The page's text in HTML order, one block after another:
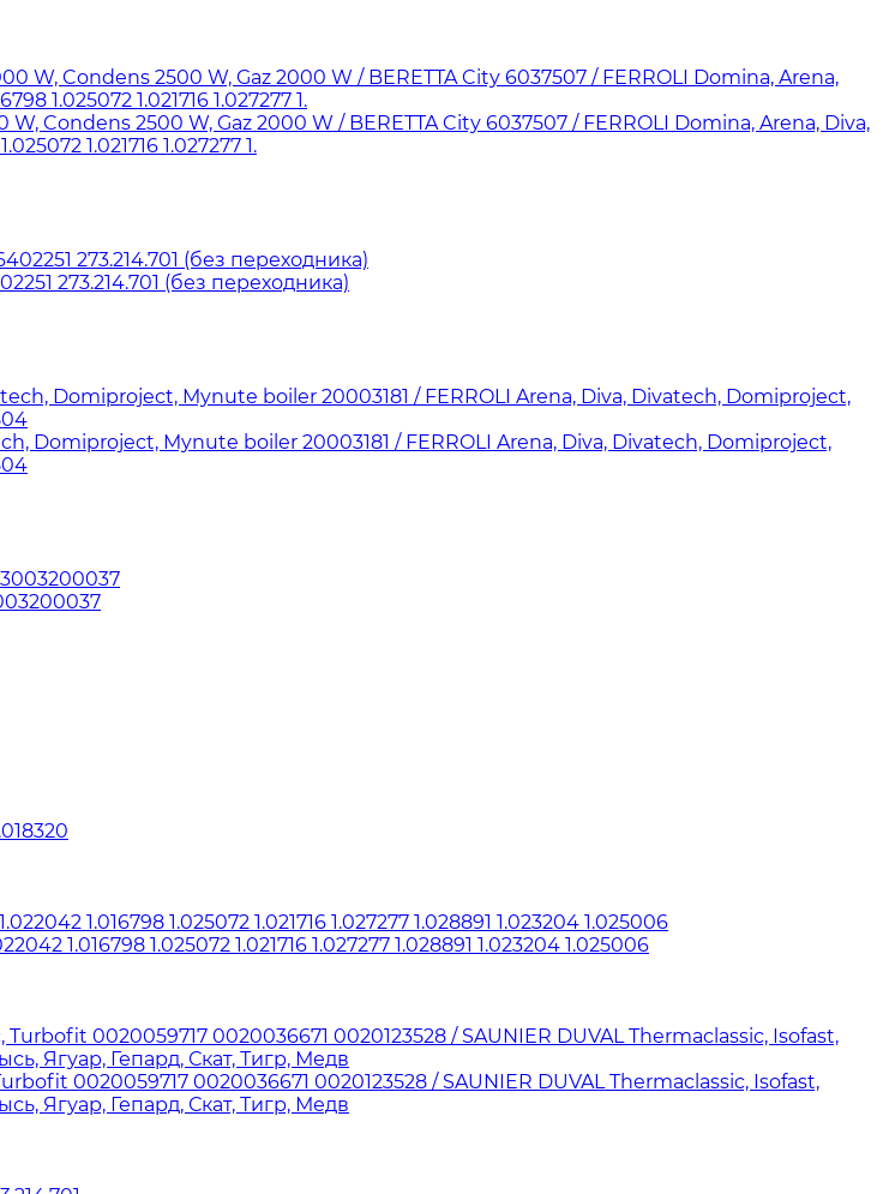
Condens 2500 W, Gaz 2000 W / BERETTA City 6037507 / FERROLI Domina, Arena, Diva,
1.021716 1.027277 1.
273.214.701 (без переходника)
Domiproject, Mynute boiler 20003181 / FERROLI Arena, Diva, Divatech, Domiproject,
1.016798 1.025072 1.021716 1.027277 1.028891 1.023204 1.025006
0020059717 0020036671 0020123528 / SAUNIER DUVAL Thermaclassic, Isofast,
Ягуар, Гепард, Скат, Тигр, Медв